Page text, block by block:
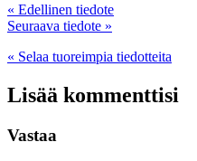
« Edellinen tiedote
Seuraava tiedote »
« Selaa tuoreimpia tiedotteita
Lisää kommenttisi
Vastaa